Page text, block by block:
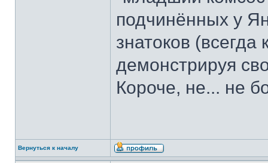
подчинённых у
знатоков (всегда
демонстрируя
Короче, не... не
Вернуться к началу